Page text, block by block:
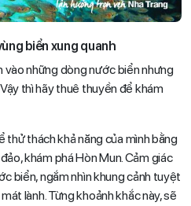
biển xung quanh
vào những dòng nước biển nhưng
thì hãy thuê thuyền để khám
thử thách khả năng của mình bằng
khám phá Hòn Mun. Cảm giác
biển, ngắm nhìn khung cảnh tuyệt
lành. Từng khoảnh khắc này, sẽ